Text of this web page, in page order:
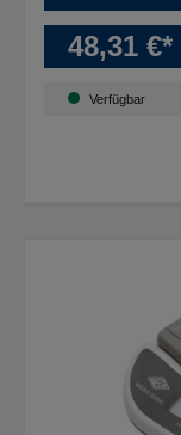
48,31 €*
Verfügbar